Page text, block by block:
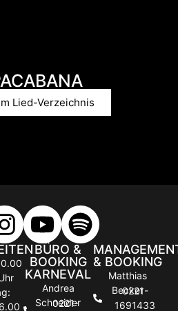
Lied-Verzeichnis
BÜRO &
BOOKING
KARNEVAL
Andrea
Schneider
0221-
& BOOKING
Matthias
Becker
0221-
1691433